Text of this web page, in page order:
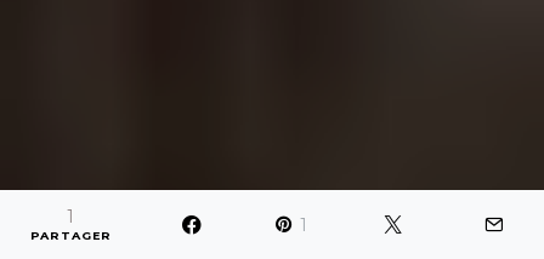
1
PARTAGER 1